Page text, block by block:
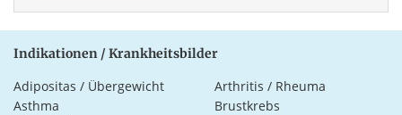
Indikationen / Krankheitsbilder
Adipositas / Übergewicht
Arthritis / Rheuma
Asthma
Brustkrebs